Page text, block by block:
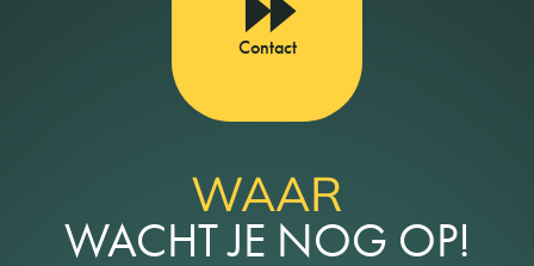
Contact
WAAR
WACHT JE NOG OP!